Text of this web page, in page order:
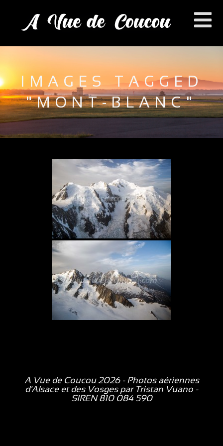
IMAGES TAGGED
"MONT-BLANC"
A Vue de Coucou 2026 - Photos aériennes
d'Alsace et des Vosges par Tristan Vuano -
SIREN 810 084 590